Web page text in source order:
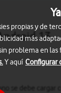
13
se debe cargar
propias y de
más
problema en las
Y aquí Configurar